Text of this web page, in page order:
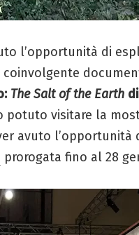
l’opportunità di
The Salt of the Earth
visitare la
avuto l’opportunità
prorogata fino al 28